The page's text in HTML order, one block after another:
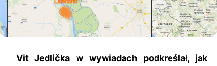
Vit Jedlička w wywiadach podkreślał, jak